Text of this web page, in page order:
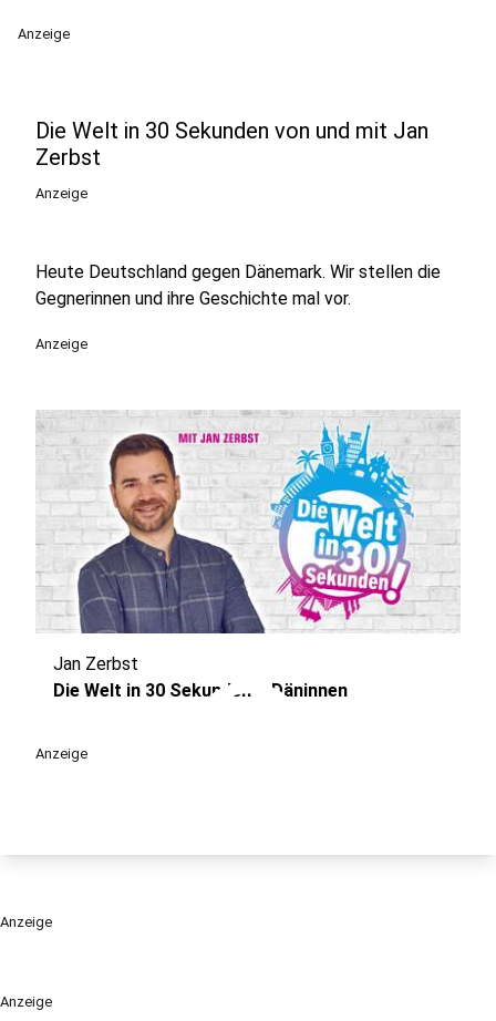
Anzeige
Anzeige
Die Welt in 30 Sekunden von und mit Jan
Zerbst
Anzeige
Heute Deutschland gegen Dänemark. Wir stellen die
Gegnerinnen und ihre Geschichte mal vor.
Anzeige
play_circle
Jan Zerbst
Die Welt in 30 Sekunden – Däninnen
Anzeige
Anzeige